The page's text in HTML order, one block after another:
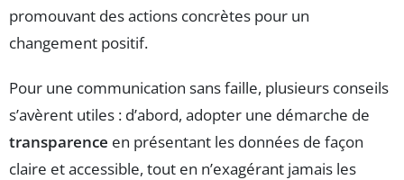
promouvant des actions concrètes pour un
changement positif.
Pour une communication sans faille, plusieurs conseils
s’avèrent utiles : d’abord, adopter une démarche de
transparence en présentant les données de façon
claire et accessible, tout en n’exagérant jamais les